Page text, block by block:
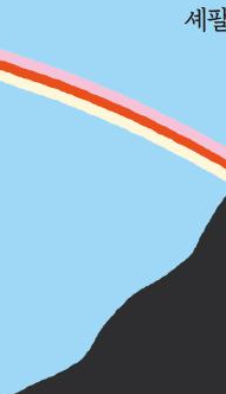
고 해결하기
위한 팁 ③